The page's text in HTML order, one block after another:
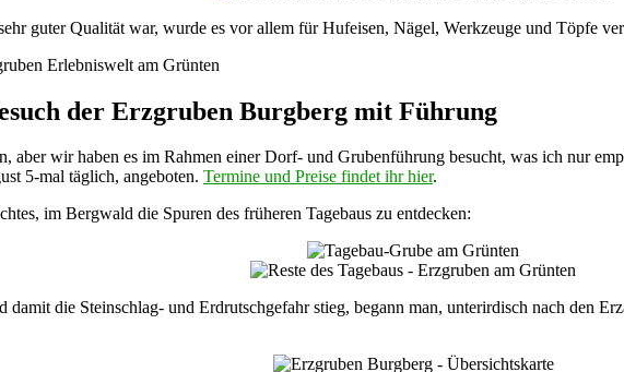
guter Qualität war, wurde es vor allem für Hufeisen, Nägel, Werkzeuge und Töpfe
der Erzgruben Burgberg mit Führung
aber wir haben es im Rahmen einer Dorf- und Grubenführung besucht, was ich nur
5-mal täglich, angeboten. Termine und Preise findet ihr hier.
im Bergwald die Spuren des früheren Tagebaus zu entdecken:
die Steinschlag- und Erdrutschgefahr stieg, begann man, unterirdisch nach den